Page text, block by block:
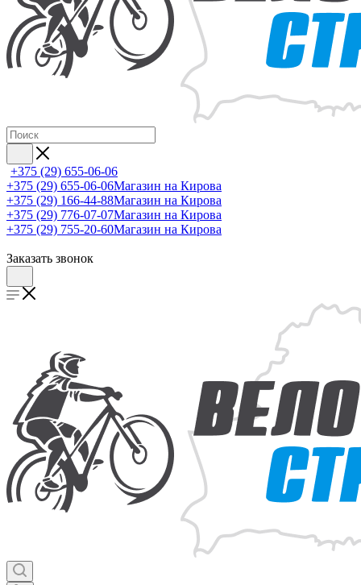
+375 (29) 655-06-06
+375 (29) 655-06-06Магазин на Кирова
+375 (29) 166-44-88Магазин на Кирова
+375 (29) 776-07-07Магазин на Кирова
+375 (29) 755-20-60Магазин на Кирова
Заказать звонок